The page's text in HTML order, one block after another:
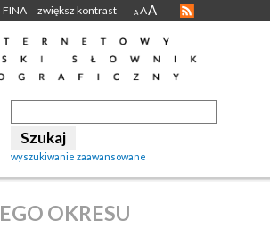
FINA zwiększ kontrast A AA
wyszukiwanie zaawansowane
OKRESU